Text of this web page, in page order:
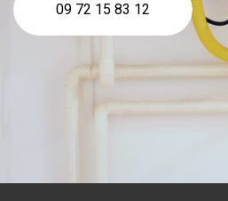
09 72 15 83 12